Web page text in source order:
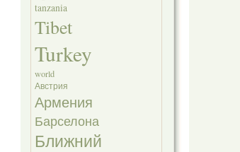
tanzania
Tibet
Turkey
world
Австрия
Армения
Барселона
Ближний